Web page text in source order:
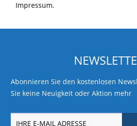
Impressum.
Abonnieren Sie den kostenlosen
Sie keine Neuigkeit oder Aktion mehr